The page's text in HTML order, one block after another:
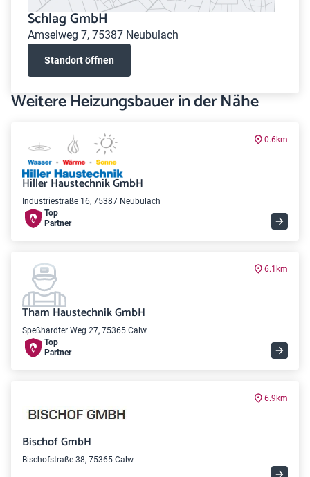
Schlag GmbH
Amselweg 7, 75387 Neubulach
Standort öffnen
Weitere Heizungsbauer in der Nähe
0.6km
Hiller Haustechnik GmbH
Industriestraße 16, 75387 Neubulach
Top
Partner
6.1km
Tham Haustechnik GmbH
Speßhardter Weg 27, 75365 Calw
Top
Partner
6.9km
Bischof GmbH
Bischofstraße 38, 75365 Calw